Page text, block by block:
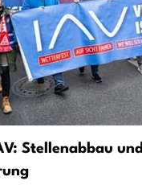
Stellenabbau und